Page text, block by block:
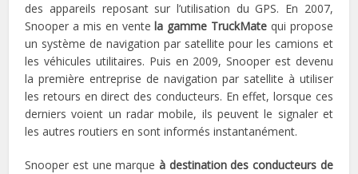
des appareils reposant sur l’utilisation du GPS. En 2007,
Snooper a mis en vente la gamme TruckMate qui propose
un système de navigation par satellite pour les camions et
les véhicules utilitaires. Puis en 2009, Snooper est devenu
la première entreprise de navigation par satellite à utiliser
les retours en direct des conducteurs. En effet, lorsque ces
derniers voient un radar mobile, ils peuvent le signaler et
les autres routiers en sont informés instantanément.
Snooper est une marque à destination des conducteurs de